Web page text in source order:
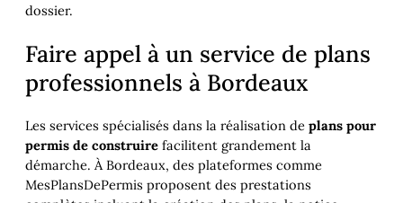
dossier.
Faire appel à un service de plans
professionnels à Bordeaux
Les services spécialisés dans la réalisation de plans pour
permis de construire facilitent grandement la
démarche. À Bordeaux, des plateformes comme
MesPlansDePermis proposent des prestations